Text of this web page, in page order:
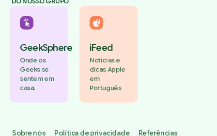
GeekSphere
Onde os
Geeks se
sentem em
casa.
iFeed
Notícias e
dicas Apple
em
Português
Sobre nós Política de privacidade Referências